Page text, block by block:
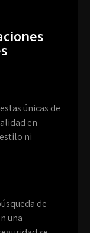
únicas de
en
ni
de
una